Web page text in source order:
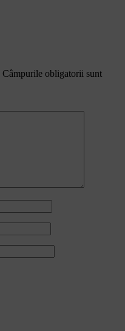
Câmpurile obligatorii sunt